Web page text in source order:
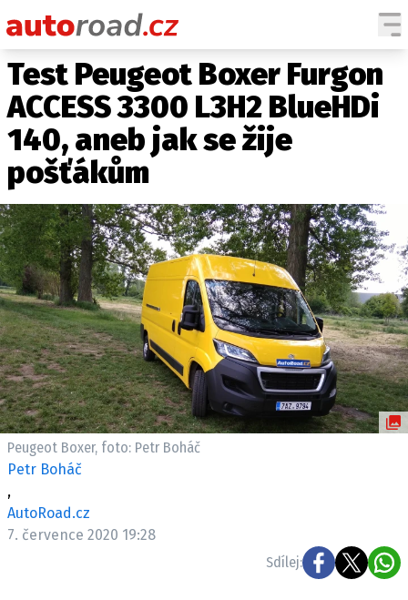
AUTA
TESTY AUT
NOVINKY
HISTORIE
ZAJÍMAVOSTI
TECHNIKA
EKONOMIKA
ČESKÝ TRH
TUNING
PROFI
ELEKTRO
Test Peugeot Boxer Furgon
ACCESS 3300 L3H2 BlueHDi
140, aneb jak se žije
pošťákům
Peugeot Boxer, foto: Petr Boháč
Petr Boháč
,
AutoRoad.cz
7. července 2020 19:28
Sdílej: